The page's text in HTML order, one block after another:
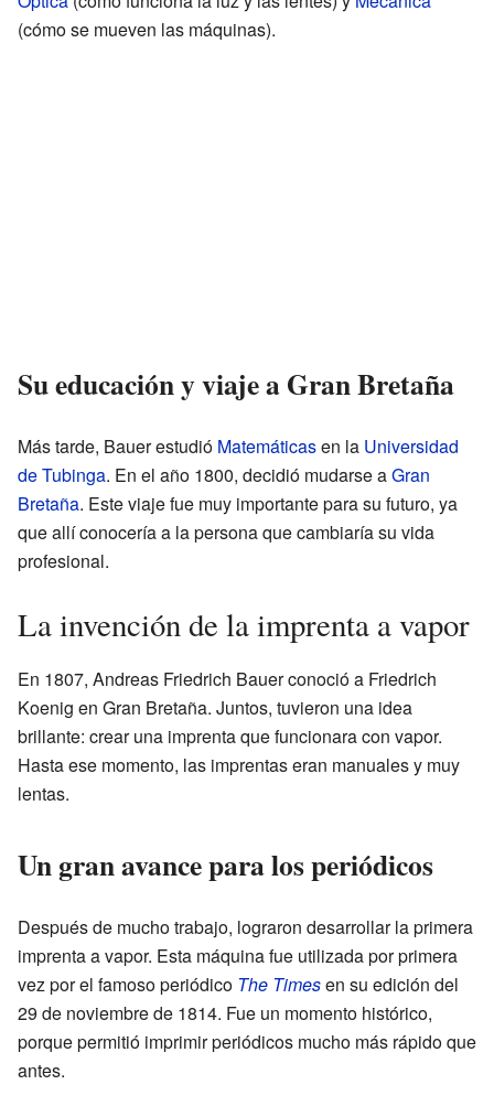
(cómo se mueven las máquinas).
Su educación y viaje a Gran Bretaña
Más tarde, Bauer estudió Matemáticasen la Universidad
de Tubinga. En el año 1800, decidió mudarse aGran
Bretaña. Este viaje fue muy importante para su futuro, ya
que allí conocería a la persona que cambiaría su vida
profesional.
La invención de la imprenta a vapor
En 1807, Andreas Friedrich Bauer conoció a Friedrich
Koenig en Gran Bretaña. Juntos, tuvieron una idea
brillante: crear una imprenta que funcionara con vapor.
Hasta ese momento, las imprentas eran manuales y muy
lentas.
Un gran avance para los periódicos
Después de mucho trabajo, lograron desarrollar la primera
imprenta a vapor. Esta máquina fue utilizada por primera
vez por el famoso periódico The Timesen su edición del
29 de noviembre de 1814. Fue un momento histórico,
porque permitió imprimir periódicos mucho más rápido que
antes.